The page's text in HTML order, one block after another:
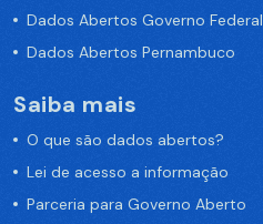
Dados Abertos Governo Federal
Dados Abertos Pernambuco
Saiba mais
O que são dados abertos?
Lei de acesso a informação
Parceria para Governo Aberto